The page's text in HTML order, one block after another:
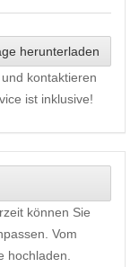
herunterladen
kontaktieren
ist inklusive!
können Sie
Vom
hochladen.